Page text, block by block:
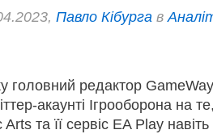
Павло Кібурга в
головний редактор
акаунті Ігрооборона на
та її сервіс EA Play навіть